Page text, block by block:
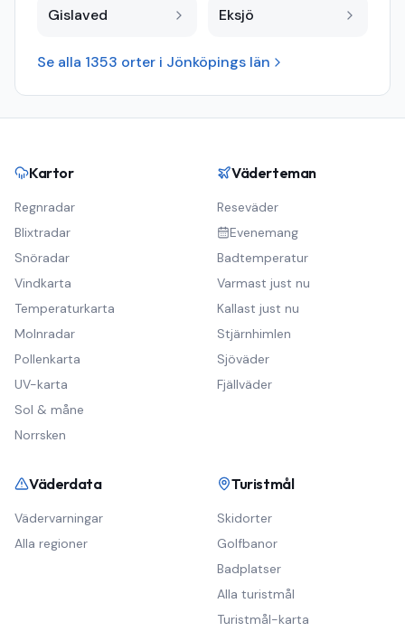
Gislaved Eksjö
Se alla 1353 orter i Jönköpings län
Kartor
Regnradar
Blixtradar
Snöradar
Vindkarta
Temperaturkarta
Molnradar
Pollenkarta
UV-karta
Sol & måne
Norrsken
Väderteman
Reseväder
Evenemang
Badtemperatur
Varmast just nu
Kallast just nu
Stjärnhimlen
Sjöväder
Fjällväder
Väderdata
Vädervarningar
Alla regioner
Turistmål
Skidorter
Golfbanor
Badplatser
Alla turistmål
Turistmål-karta